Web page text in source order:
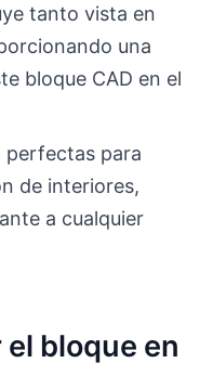
tanto vista en
una
bloque CAD en el
perfectas para
de interiores,
a cualquier
bloque en